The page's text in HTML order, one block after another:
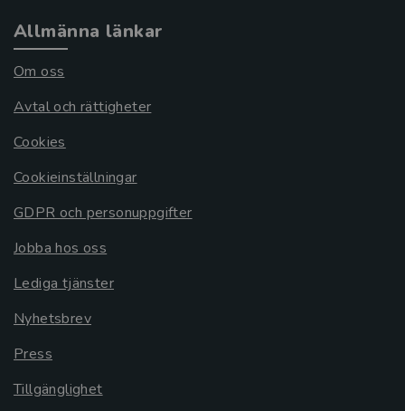
Allmänna länkar
Om oss
Avtal och rättigheter
Cookies
Cookieinställningar
GDPR och personuppgifter
Jobba hos oss
Lediga tjänster
Nyhetsbrev
Press
Tillgänglighet